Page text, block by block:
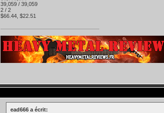
39,059 / 39,059
2 / 2
$66.44, $22.51
ead666 a écrit: